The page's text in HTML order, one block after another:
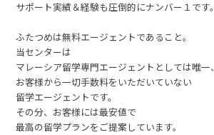
サポート実績＆経験も圧倒的にナンバー１です。
ふたつめは無料エージェントであること。
当センターは
マレーシア留学専門エージェントとしては唯一、
お客様から一切手数料をいただいていない
留学エージェントです。
その分、お客様には最安値で
最高の留学プランをご提案しています。